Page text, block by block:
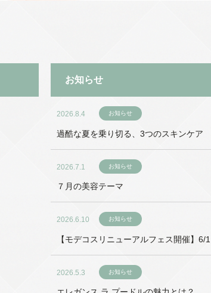
お知らせ
2026.8.4 お知らせ
過酷な夏を乗り切る、3つのスキンケア
2026.7.1 お知らせ
７月の美容テーマ
2026.6.10 お知らせ
【モデコスリニューアルフェス開催】6/18
2026.5.3 お知らせ